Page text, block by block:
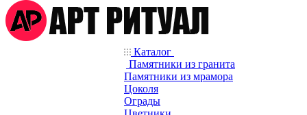
Каталог
Памятники из гранита
Памятники из мрамора
Цоколя
Ограды